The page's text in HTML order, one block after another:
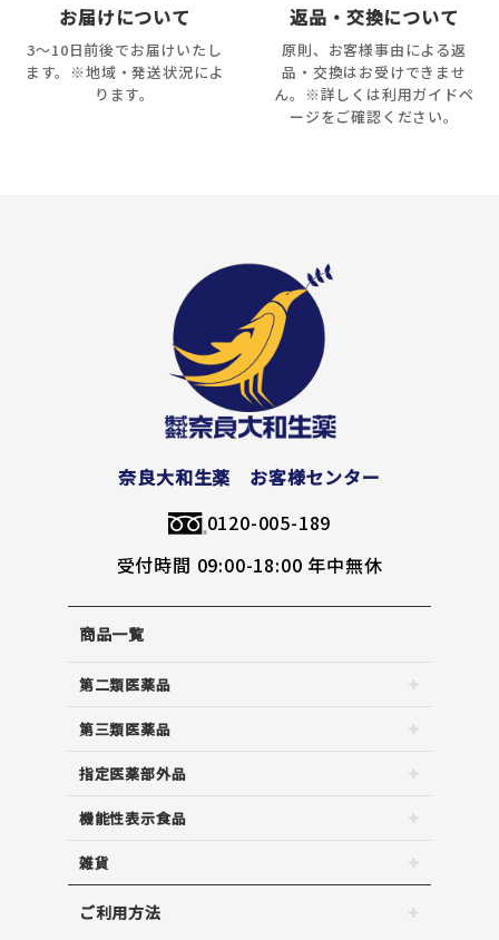
お届けについて
3～10日前後でお届けいたし
ます。※地域・発送状況によ
ります。
返品・交換について
原則、お客様事由による返
品・交換はお受けできませ
ん。※詳しくは利用ガイドペ
ージをご確認ください。
奈良大和生薬 お客様センター
0120-005-189
受付時間 09:00-18:00 年中無休
商品一覧
第二類医薬品
第三類医薬品
指定医薬部外品
機能性表示食品
雑貨
ご利用方法